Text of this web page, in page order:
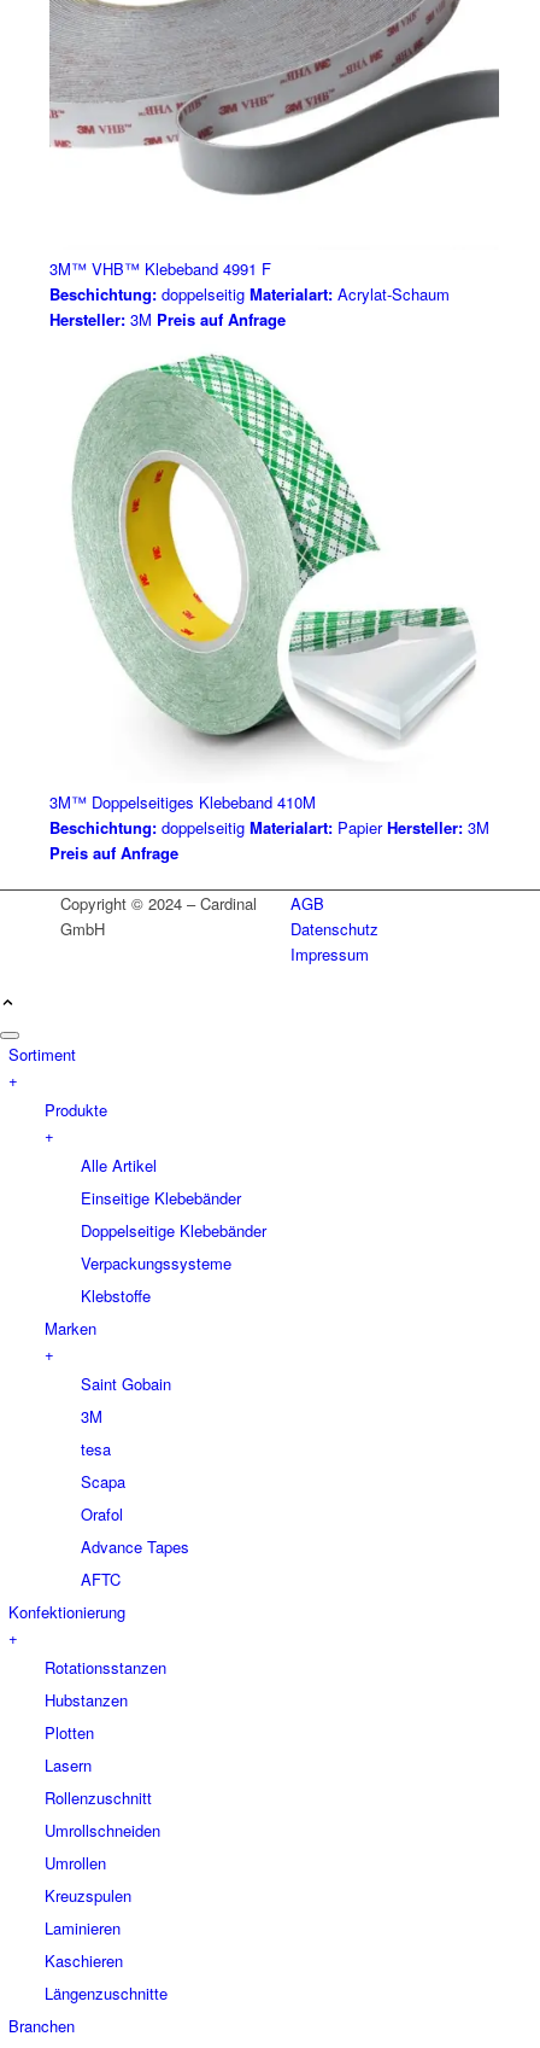
3M™ VHB™ Klebeband 4991 F
Beschichtung:doppelseitig Materialart:Acrylat-Schaum
Hersteller:3M Preis auf Anfrage
3M™ Doppelseitiges Klebeband 410M
Beschichtung:doppelseitig Materialart:Papier Hersteller:3M
Preis auf Anfrage
Copyright © 2024 – Cardinal
GmbH
AGB
Datenschutz
Impressum
Sortiment
+
Produkte
+
Alle Artikel
Einseitige Klebebänder
Doppelseitige Klebebänder
Verpackungssysteme
Klebstoffe
Marken
+
Saint Gobain
3M
tesa
Scapa
Orafol
Advance Tapes
AFTC
Konfektionierung
+
Rotationsstanzen
Hubstanzen
Plotten
Lasern
Rollenzuschnitt
Umrollschneiden
Umrollen
Kreuzspulen
Laminieren
Kaschieren
Längenzuschnitte
Branchen